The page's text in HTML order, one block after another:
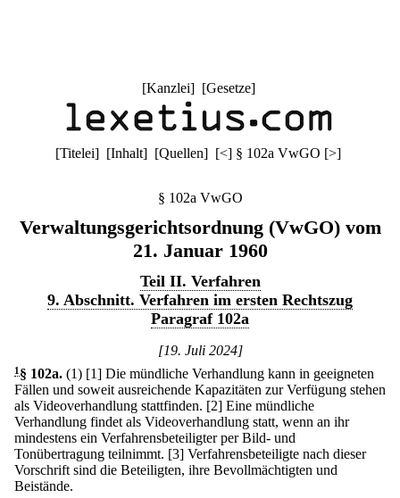
[Kanzlei] [Gesetze]
[Titelei] [Inhalt] [Quellen] [<] § 102a VwGO [>]
§ 102a VwGO
Verwaltungsgerichtsordnung (VwGO) vom
21. Januar 1960
Teil II. Verfahren
9. Abschnitt. Verfahren im ersten Rechtszug
Paragraf 102a
[19. Juli 2024]
1 § 102a. (1) [1] Die mündliche Verhandlung kann in geeigneten
Fällen und soweit ausreichende Kapazitäten zur Verfügung stehen
als Videoverhandlung stattfinden. [2] Eine mündliche
Verhandlung findet als Videoverhandlung statt, wenn an ihr
mindestens ein Verfahrensbeteiligter per Bild- und
Tonübertragung teilnimmt. [3] Verfahrensbeteiligte nach dieser
Vorschrift sind die Beteiligten, ihre Bevollmächtigten und
Beistände.